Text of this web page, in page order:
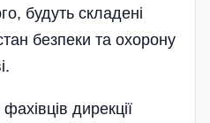
будуть складені
безпеки та охорону
фахівців дирекції